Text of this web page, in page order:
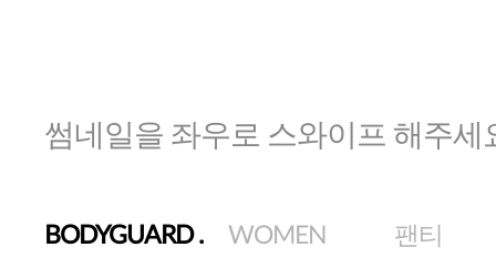
썸네일을 좌우로 스와이프 해주세
BODYGUARD. WOMEN 팬티